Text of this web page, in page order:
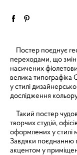
Постер поєднує
переходами, що
насичених
велика типографіка
у стилі
дослідження
Такий постер
творчих студій,
оформлених у стилі
Завдяки поєднанню
акцентом у